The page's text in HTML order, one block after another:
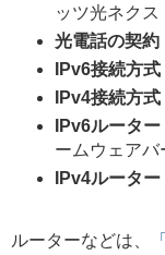
ッツ光ネクス
光電話の契約
IPv6接続方式
IPv4接続方式
IPv6ルーター
ームウェアバ
IPv4ルーター
ルーターなどは、